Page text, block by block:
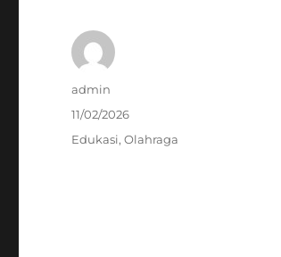
Author
admin
Posted
on
11/02/2026
Categories
Edukasi,Olahraga